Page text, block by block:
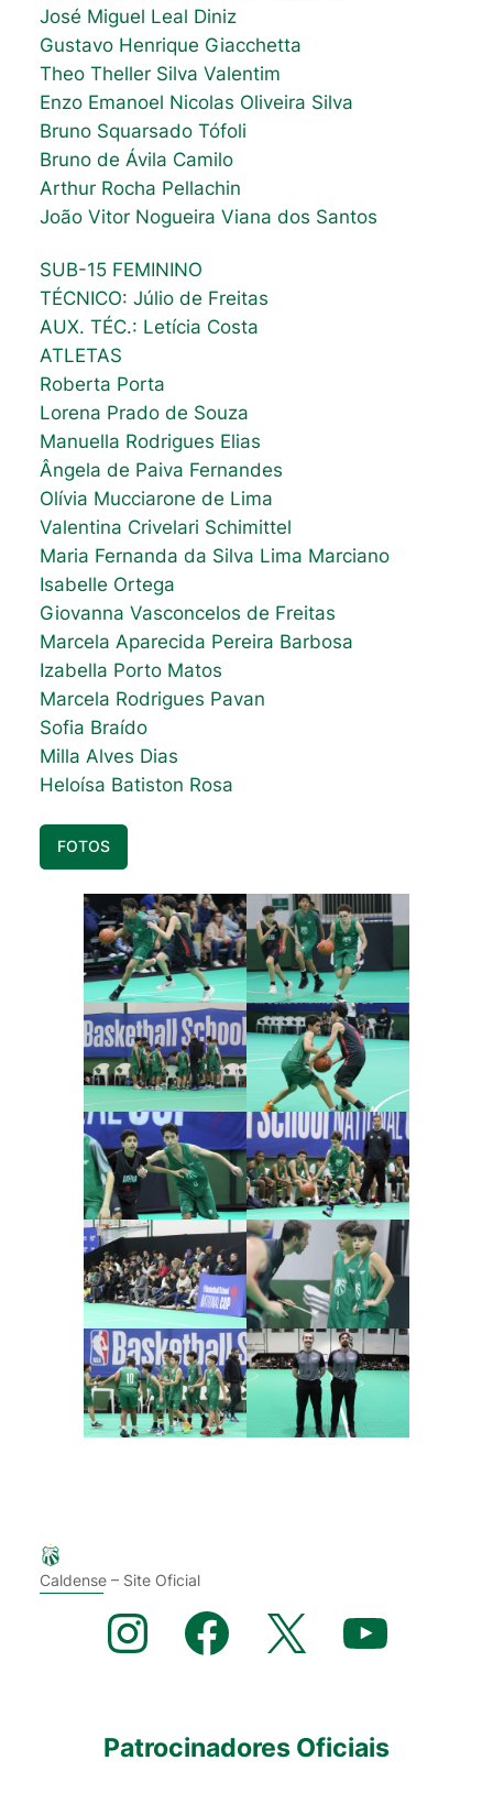
José Miguel Leal Diniz
Gustavo Henrique Giacchetta
Theo Theller Silva Valentim
Enzo Emanoel Nicolas Oliveira Silva
Bruno Squarsado Tófoli
Bruno de Ávila Camilo
Arthur Rocha Pellachin
João Vitor Nogueira Viana dos Santos
SUB-15 FEMININO
TÉCNICO: Júlio de Freitas
AUX. TÉC.: Letícia Costa
ATLETAS
Roberta Porta
Lorena Prado de Souza
Manuella Rodrigues Elias
Ângela de Paiva Fernandes
Olívia Mucciarone de Lima
Valentina Crivelari Schimittel
Maria Fernanda da Silva Lima Marciano
Isabelle Ortega
Giovanna Vasconcelos de Freitas
Marcela Aparecida Pereira Barbosa
Izabella Porto Matos
Marcela Rodrigues Pavan
Sofia Braído
Milla Alves Dias
Heloísa Batiston Rosa
FOTOS
Caldense – Site Oficial
Instagram Facebook X YouTube
Patrocinadores Oficiais